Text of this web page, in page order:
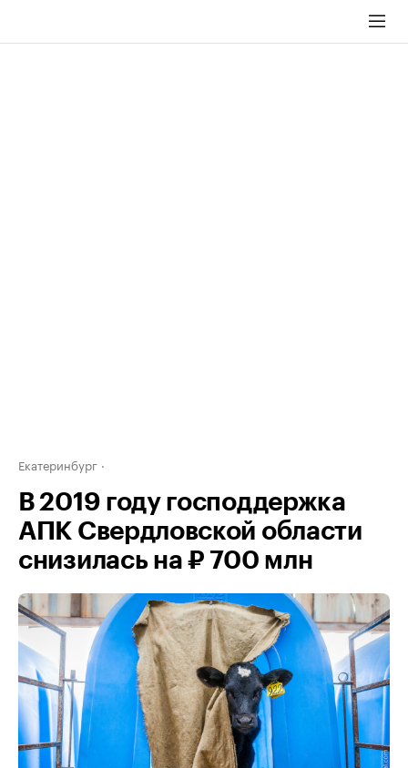
Екатеринбург
В 2019 году господдержка
АПК Свердловской области
снизилась на ₽ 700 млн